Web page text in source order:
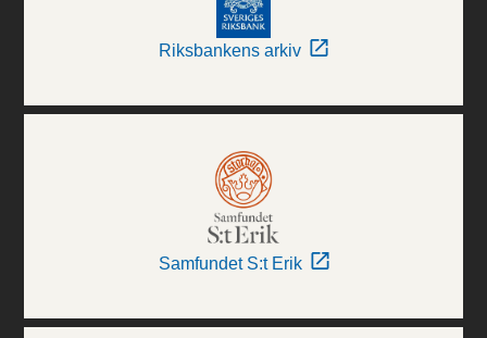
Riksbankens arkiv
Samfundet S:t Erik